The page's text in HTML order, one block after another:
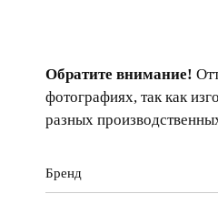
Обратите внимание!
фотографиях, так как
разных
Бренд